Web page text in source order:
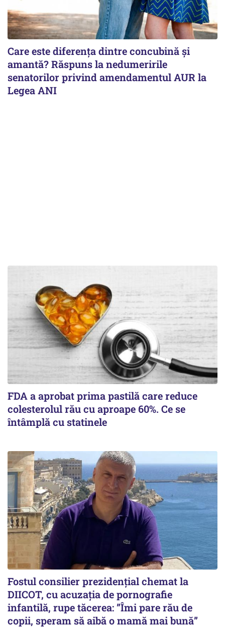
Care este diferența dintre concubină și
amantă? Răspuns la nedumeririle
senatorilor privind amendamentul AUR la
Legea ANI
FDA a aprobat prima pastilă care reduce
colesterolul rău cu aproape 60%. Ce se
întâmplă cu statinele
Fostul consilier prezidențial chemat la
DIICOT, cu acuzația de pornografie
infantilă, rupe tăcerea: ”Îmi pare rău de
copii, speram să aibă o mamă mai bună”